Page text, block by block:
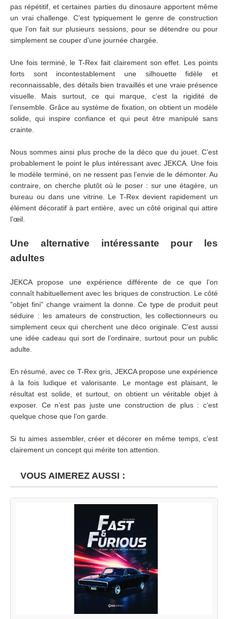
pas répétitif, et certaines parties du dinosaure apportent même
un vrai challenge. C’est typiquement le genre de construction
que l’on fait sur plusieurs sessions, pour se détendre ou pour
simplement se couper d’une journée chargée.
Une fois terminé, le T-Rex fait clairement son effet. Les points
forts sont incontestablement une silhouette fidèle et
reconnaissable, des détails bien travaillés et une vraie présence
visuelle. Mais surtout, ce qui marque, c’est la rigidité de
l’ensemble. Grâce au système de fixation, on obtient un modèle
solide, qui inspire confiance et qui peut être manipulé sans
crainte.
Nous sommes ainsi plus proche de la déco que du jouet. C’est
probablement le point le plus intéressant avec JEKCA. Une fois
le modèle terminé, on ne ressent pas l’envie de le démonter. Au
contraire, on cherche plutôt où le poser : sur une étagère, un
bureau ou dans une vitrine. Le T-Rex devient rapidement un
élément décoratif à part entière, avec un côté original qui attire
l’œil.
Une alternative intéressante pour les
adultes
JEKCA propose une expérience différente de ce que l’on
connaît habituellement avec les briques de construction. Le côté
"objet fini" change vraiment la donne. Ce type de produit peut
séduire : les amateurs de construction, les collectionneurs ou
simplement ceux qui cherchent une déco originale. C’est aussi
une idée cadeau qui sort de l’ordinaire, surtout pour un public
adulte.
En résumé, avec ce T-Rex gris, JEKCA propose une expérience
à la fois ludique et valorisante. Le montage est plaisant, le
résultat est solide, et surtout, on obtient un véritable objet à
exposer. Ce n’est pas juste une construction de plus : c’est
quelque chose que l’on garde.
Si tu aimes assembler, créer et décorer en même temps, c’est
clairement un concept qui mérite ton attention.
VOUS AIMEREZ AUSSI :